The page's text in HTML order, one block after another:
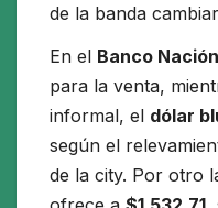
de la banda
En el Banco
para la venta,
informal, el dólar
según el
de la city. Por otro